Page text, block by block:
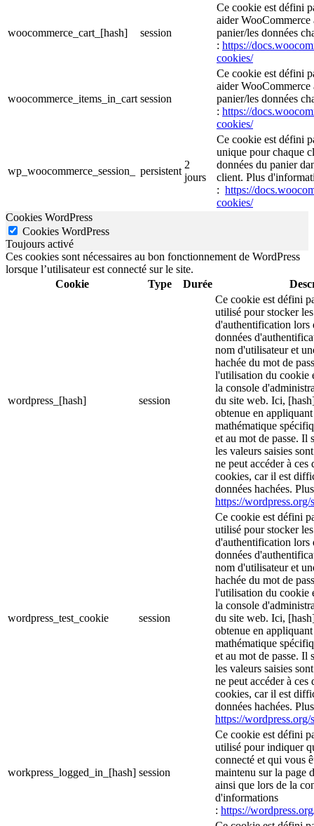
woocommerce_cart_[hash] session
Ce cookie est défini
aider WooCommerce
panier/les données
: https://
cookies/
woocommerce_items_in_cart session
Ce cookie est défini
aider WooCommerce
panier/les données
: https://
cookies/
wp_woocommerce_session_ persistent
2
jours
Ce cookie est défini
unique pour chaque
données du panier
client. Plus
: https://
cookies/
Cookies WordPress
Cookies WordPress
Toujours activé
Ces cookies sont nécessaires au bon fonctionnement de WordPress
lorsque l’utilisateur est connecté sur le site.
Cookie
Type Durée
wordpress_[hash] session
Ce cookie est défini
utilisé pour stocker
d'authentification lors
données
nom d'utilisateur et
hachée du mot de
l'utilisation du cookie
la console
du site web. Ici,
obtenue en
mathématique
et au mot de passe. Il
les valeurs saisies
ne peut accéder à ces
cookies, car il est
données hachées.
https://
wordpress_test_cookie session
Ce cookie est défini
utilisé pour stocker
d'authentification lors
données
nom d'utilisateur et
hachée du mot de
l'utilisation du cookie
la console
du site web. Ici,
obtenue en
mathématique
et au mot de passe. Il
les valeurs saisies
ne peut accéder à ces
cookies, car il est
données hachées.
https://
workpress_logged_in_[hash] session
Ce cookie est défini
utilisé pour indiquer
connecté et qui vous
maintenu sur la page
ainsi que lors de la
d'informations
: https://